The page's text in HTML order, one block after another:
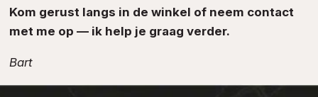
Kom gerust langs in de winkel of neem contact
met me op — ik help je graag verder.
Bart